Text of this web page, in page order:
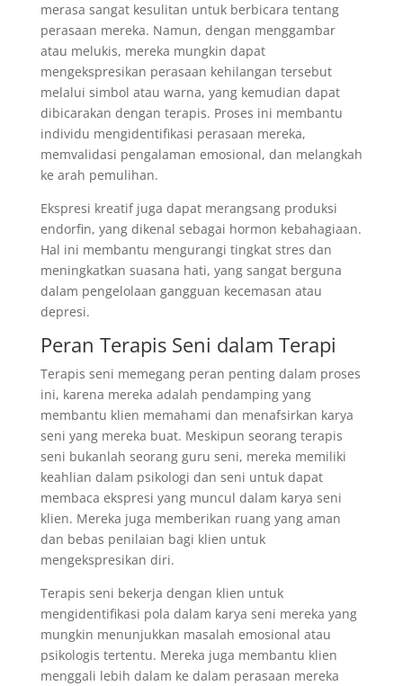
merasa sangat kesulitan untuk berbicara tentang
perasaan mereka. Namun, dengan menggambar
atau melukis, mereka mungkin dapat
mengekspresikan perasaan kehilangan tersebut
melalui simbol atau warna, yang kemudian dapat
dibicarakan dengan terapis. Proses ini membantu
individu mengidentifikasi perasaan mereka,
memvalidasi pengalaman emosional, dan melangkah
ke arah pemulihan.
Ekspresi kreatif juga dapat merangsang produksi
endorfin, yang dikenal sebagai hormon kebahagiaan.
Hal ini membantu mengurangi tingkat stres dan
meningkatkan suasana hati, yang sangat berguna
dalam pengelolaan gangguan kecemasan atau
depresi.
Peran Terapis Seni dalam Terapi
Terapis seni memegang peran penting dalam proses
ini, karena mereka adalah pendamping yang
membantu klien memahami dan menafsirkan karya
seni yang mereka buat. Meskipun seorang terapis
seni bukanlah seorang guru seni, mereka memiliki
keahlian dalam psikologi dan seni untuk dapat
membaca ekspresi yang muncul dalam karya seni
klien. Mereka juga memberikan ruang yang aman
dan bebas penilaian bagi klien untuk
mengekspresikan diri.
Terapis seni bekerja dengan klien untuk
mengidentifikasi pola dalam karya seni mereka yang
mungkin menunjukkan masalah emosional atau
psikologis tertentu. Mereka juga membantu klien
menggali lebih dalam ke dalam perasaan mereka